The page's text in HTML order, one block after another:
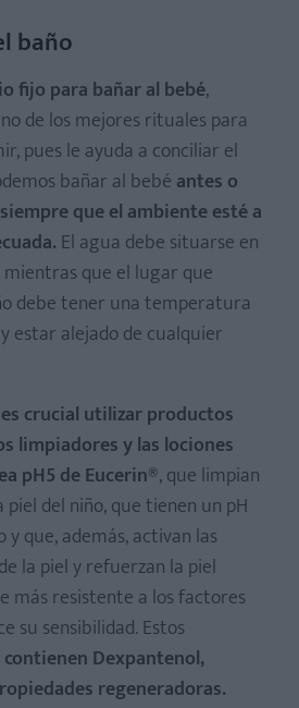
baño
fijo para bañar al bebé,
de los mejores rituales para
pues le ayuda a conciliar el
bañar al bebé antes o
que el ambiente esté a
El agua debe situarse en
mientras que el lugar que
debe tener una temperatura
estar alejado de cualquier
crucial utilizar productos
limpiadores y las lociones
pH5 de Eucerin®, que limpian
del niño, que tienen un pH
que, además, activan las
la piel y refuerzan la piel
más resistente a los factores
su sensibilidad. Estos
contienen Dexpantenol,
regeneradoras.